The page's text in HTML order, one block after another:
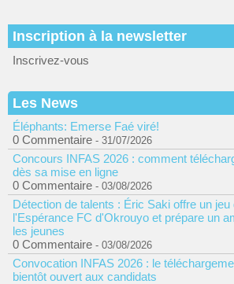
Inscription à la newsletter
Inscrivez-vous
Les News
Éléphants: Emerse Faé viré!
0 Commentaire - 31/07/2026
Concours INFAS 2026 : comment
dès sa mise en ligne
0 Commentaire - 03/08/2026
Détection de talents : Éric Saki offre un jeu
l'Espérance FC d'Okrouyo et prépare un
les jeunes
0 Commentaire - 03/08/2026
Convocation INFAS 2026 : le
bientôt ouvert aux candidats